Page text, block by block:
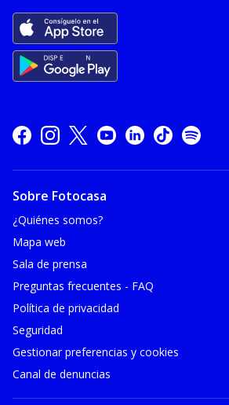
Sobre Fotocasa
¿Quiénes somos?
Mapa web
Sala de prensa
Preguntas frecuentes - FAQ
Política de privacidad
Seguridad
Gestionar preferencias y cookies
Canal de denuncias